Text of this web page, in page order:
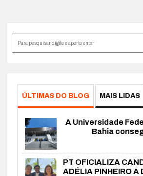
ÚLTIMAS DO BLOG MAIS LIDAS
A Universidade
Bahia
PT OFICIALIZA
ADÉLIA PINHEIRO A